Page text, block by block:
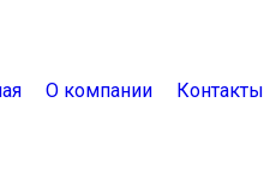
О компании Контакты